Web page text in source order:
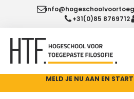
+31(0)85 8769712
MELD JE NU AAN EN